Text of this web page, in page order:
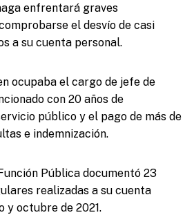
enfrentará graves
el desvío de casi
a su cuenta personal.
ocupaba el cargo de jefe de
con 20 años de
público y el pago de más de
e indemnización.
Pública documentó 23
realizadas a su cuenta
y octubre de 2021.